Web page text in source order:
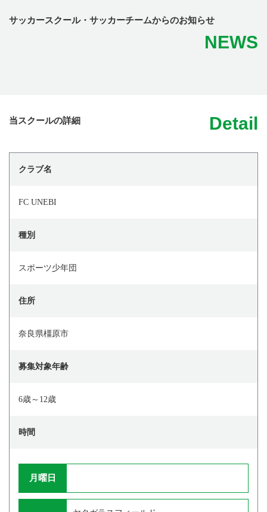
サッカースクール・サッカーチームからのお知らせ
NEWS
当スクールの詳細 Detail
クラブ名
FC UNEBI
種別
スポーツ少年団
住所
奈良県橿原市
募集対象年齢
6歳～12歳
時間
月曜日